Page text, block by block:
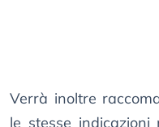
Verrà inoltre
le stesse